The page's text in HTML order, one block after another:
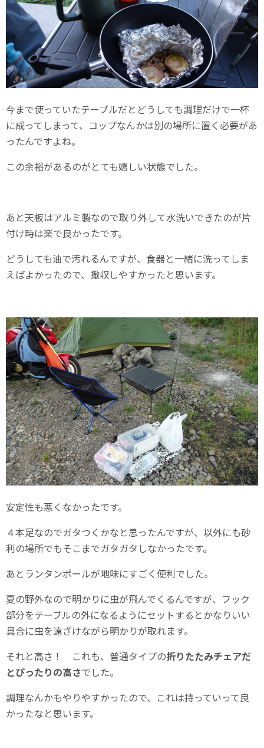
今まで使っていたテーブルだとどうしても調理だけで一杯
に成ってしまって、コップなんかは別の場所に置く必要があ
ったんですよね。
この余裕があるのがとても嬉しい状態でした。
あと天板はアルミ製なので取り外して水洗いできたのが片
付け時は楽で良かったです。
どうしても油で汚れるんですが、食器と一緒に洗ってしま
えばよかったので、撤収しやすかったと思います。
安定性も悪くなかったです。
４本足なのでガタつくかなと思ったんですが、以外にも砂
利の場所でもそこまでガタガタしなかったです。
あとランタンポールが地味にすごく便利でした。
夏の野外なので明かりに虫が飛んでくるんですが、フック
部分をテーブルの外になるようにセットするとかなりいい
具合に虫を遠ざけながら明かりが取れます。
それと高さ！ これも、普通タイプの折りたたみチェアだ
とぴったりの高さでした。
調理なんかもやりやすかったので、これは持っていって良
かったなと思います。